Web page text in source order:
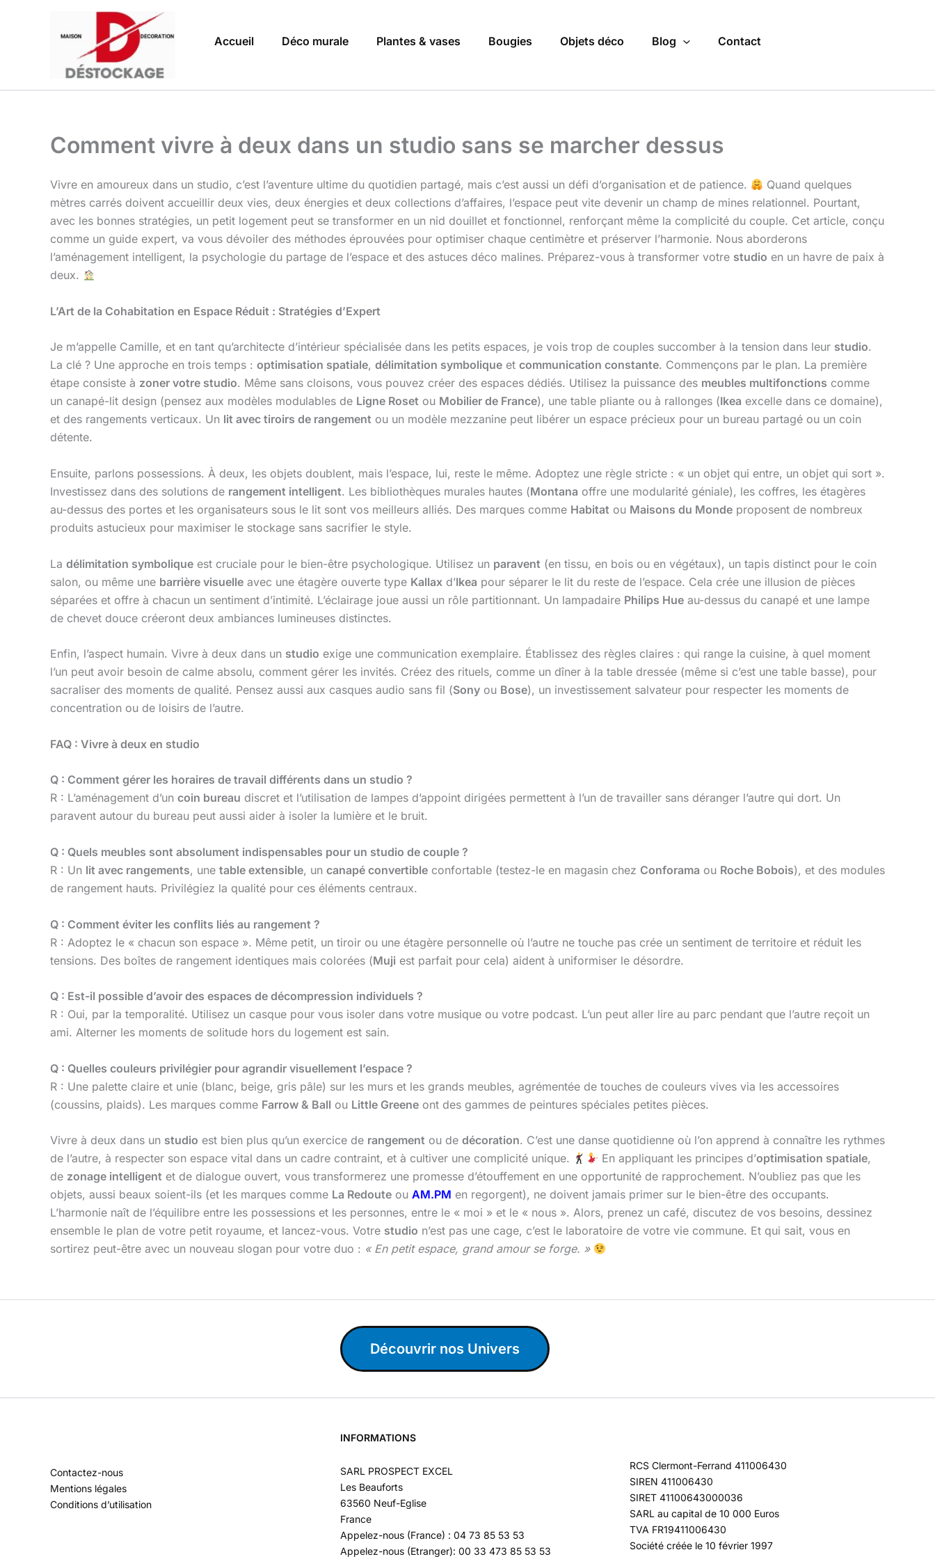
Accueil Déco murale Plantes & vases Bougies Objets déco Blog Contact
Comment vivre à deux dans un studio sans se marcher dessus
Vivre en amoureux dans un studio, c’est l’aventure ultime du quotidien partagé, mais c’est aussi un défi d’organisation et de patience.
Quand quelques
mètres carrés doivent accueillir deux vies, deux énergies et deux collections d’affaires, l’espace peut vite devenir un champ de mines relationnel. Pourtant,
avec les bonnes stratégies, un petit logement peut se transformer en un nid douillet et fonctionnel, renforçant même la complicité du couple. Cet article, conçu
comme un guide expert, va vous dévoiler des méthodes éprouvées pour optimiser chaque centimètre et préserver l’harmonie. Nous aborderons
l’aménagement intelligent, la psychologie du partage de l’espace et des astuces déco malines. Préparez-vous à transformer votre studio en un havre de paix à
deux.
L’Art de la Cohabitation en Espace Réduit : Stratégies d’Expert
Je m’appelle Camille, et en tant qu’architecte d’intérieur spécialisée dans les petits espaces, je vois trop de couples succomber à la tension dans leur studio.
La clé ? Une approche en trois temps : optimisation spatiale, délimitation symbolique et communication constante. Commençons par le plan. La première
étape consiste à zoner votre studio. Même sans cloisons, vous pouvez créer des espaces dédiés. Utilisez la puissance des meubles multifonctions comme
un canapé-lit design (pensez aux modèles modulables de Ligne Roset ou Mobilier de France), une table pliante ou à rallonges (Ikea excelle dans ce domaine),
et des rangements verticaux. Un lit avec tiroirs de rangement ou un modèle mezzanine peut libérer un espace précieux pour un bureau partagé ou un coin
détente.
Ensuite, parlons possessions. À deux, les objets doublent, mais l’espace, lui, reste le même. Adoptez une règle stricte : « un objet qui entre, un objet qui sort ».
Investissez dans des solutions de rangement intelligent. Les bibliothèques murales hautes (Montana offre une modularité géniale), les coffres, les étagères
au-dessus des portes et les organisateurs sous le lit sont vos meilleurs alliés. Des marques comme Habitat ou Maisons du Monde proposent de nombreux
produits astucieux pour maximiser le stockage sans sacrifier le style.
La délimitation symbolique est cruciale pour le bien-être psychologique. Utilisez un paravent (en tissu, en bois ou en végétaux), un tapis distinct pour le coin
salon, ou même une barrière visuelle avec une étagère ouverte type Kallax d’Ikea pour séparer le lit du reste de l’espace. Cela crée une illusion de pièces
séparées et offre à chacun un sentiment d’intimité. L’éclairage joue aussi un rôle partitionnant. Un lampadaire Philips Hue au-dessus du canapé et une lampe
de chevet douce créeront deux ambiances lumineuses distinctes.
Enfin, l’aspect humain. Vivre à deux dans un studio exige une communication exemplaire. Établissez des règles claires : qui range la cuisine, à quel moment
l’un peut avoir besoin de calme absolu, comment gérer les invités. Créez des rituels, comme un dîner à la table dressée (même si c’est une table basse), pour
sacraliser des moments de qualité. Pensez aussi aux casques audio sans fil (Sony ou Bose), un investissement salvateur pour respecter les moments de
concentration ou de loisirs de l’autre.
FAQ : Vivre à deux en studio
Q : Comment gérer les horaires de travail différents dans un studio ?
R : L’aménagement d’un coin bureau discret et l’utilisation de lampes d’appoint dirigées permettent à l’un de travailler sans déranger l’autre qui dort. Un
paravent autour du bureau peut aussi aider à isoler la lumière et le bruit.
Q : Quels meubles sont absolument indispensables pour un studio de couple ?
R : Un lit avec rangements, une table extensible, un canapé convertible confortable (testez-le en magasin chez Conforama ou Roche Bobois), et des modules
de rangement hauts. Privilégiez la qualité pour ces éléments centraux.
Q : Comment éviter les conflits liés au rangement ?
R : Adoptez le « chacun son espace ». Même petit, un tiroir ou une étagère personnelle où l’autre ne touche pas crée un sentiment de territoire et réduit les
tensions. Des boîtes de rangement identiques mais colorées (Muji est parfait pour cela) aident à uniformiser le désordre.
Q : Est-il possible d’avoir des espaces de décompression individuels ?
R : Oui, par la temporalité. Utilisez un casque pour vous isoler dans votre musique ou votre podcast. L’un peut aller lire au parc pendant que l’autre reçoit un
ami. Alterner les moments de solitude hors du logement est sain.
Q : Quelles couleurs privilégier pour agrandir visuellement l’espace ?
R : Une palette claire et unie (blanc, beige, gris pâle) sur les murs et les grands meubles, agrémentée de touches de couleurs vives via les accessoires
(coussins, plaids). Les marques comme Farrow & Ball ou Little Greene ont des gammes de peintures spéciales petites pièces.
Vivre à deux dans un studio est bien plus qu’un exercice de rangement ou de décoration. C’est une danse quotidienne où l’on apprend à connaître les rythmes
de l’autre, à respecter son espace vital dans un cadre contraint, et à cultiver une complicité unique.
En appliquant les principes d’optimisation spatiale,
de zonage intelligent et de dialogue ouvert, vous transformerez une promesse d’étouffement en une opportunité de rapprochement. N’oubliez pas que les
objets, aussi beaux soient-ils (et les marques comme La Redoute ou AM.PM en regorgent), ne doivent jamais primer sur le bien-être des occupants.
L’harmonie naît de l’équilibre entre les possessions et les personnes, entre le « moi » et le « nous ». Alors, prenez un café, discutez de vos besoins, dessinez
ensemble le plan de votre petit royaume, et lancez-vous. Votre studio n’est pas une cage, c’est le laboratoire de votre vie commune. Et qui sait, vous en
sortirez peut-être avec un nouveau slogan pour votre duo : « En petit espace, grand amour se forge. »
Découvrir nos Univers
Contactez-nous
Mentions légales
Conditions d’utilisation
INFORMATIONS
SARL PROSPECT EXCEL
Les Beauforts
63560 Neuf-Eglise
France
Appelez-nous (France) : 04 73 85 53 53
Appelez-nous (Etranger): 00 33 473 85 53 53
RCS Clermont-Ferrand 411006430
SIREN 411006430
SIRET 41100643000036
SARL au capital de 10 000 Euros
TVA FR19411006430
Société créée le 10 février 1997